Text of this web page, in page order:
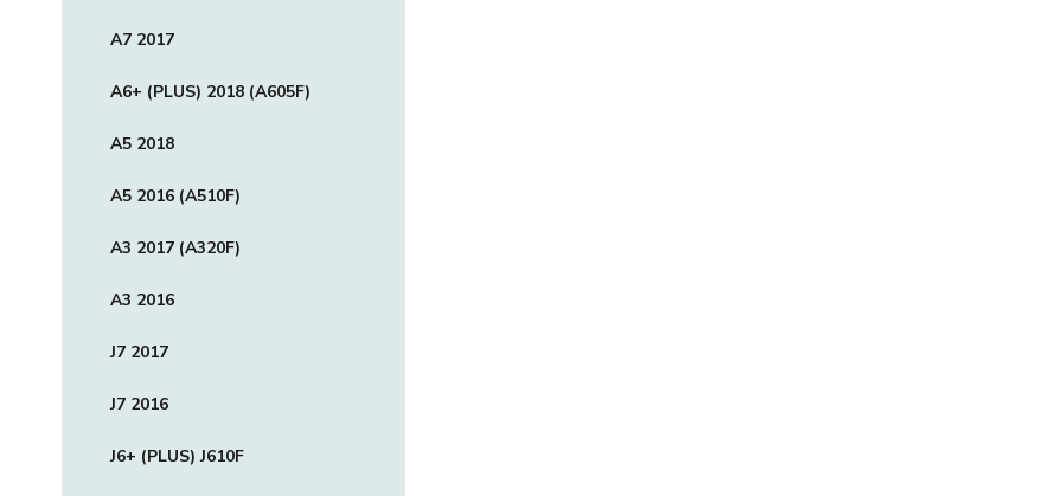
A7 2017
A6+ (PLUS) 2018 (A605F)
A5 2018
A5 2016 (A510F)
A3 2017 (A320F)
A3 2016
J7 2017
J7 2016
J6+ (PLUS) J610F